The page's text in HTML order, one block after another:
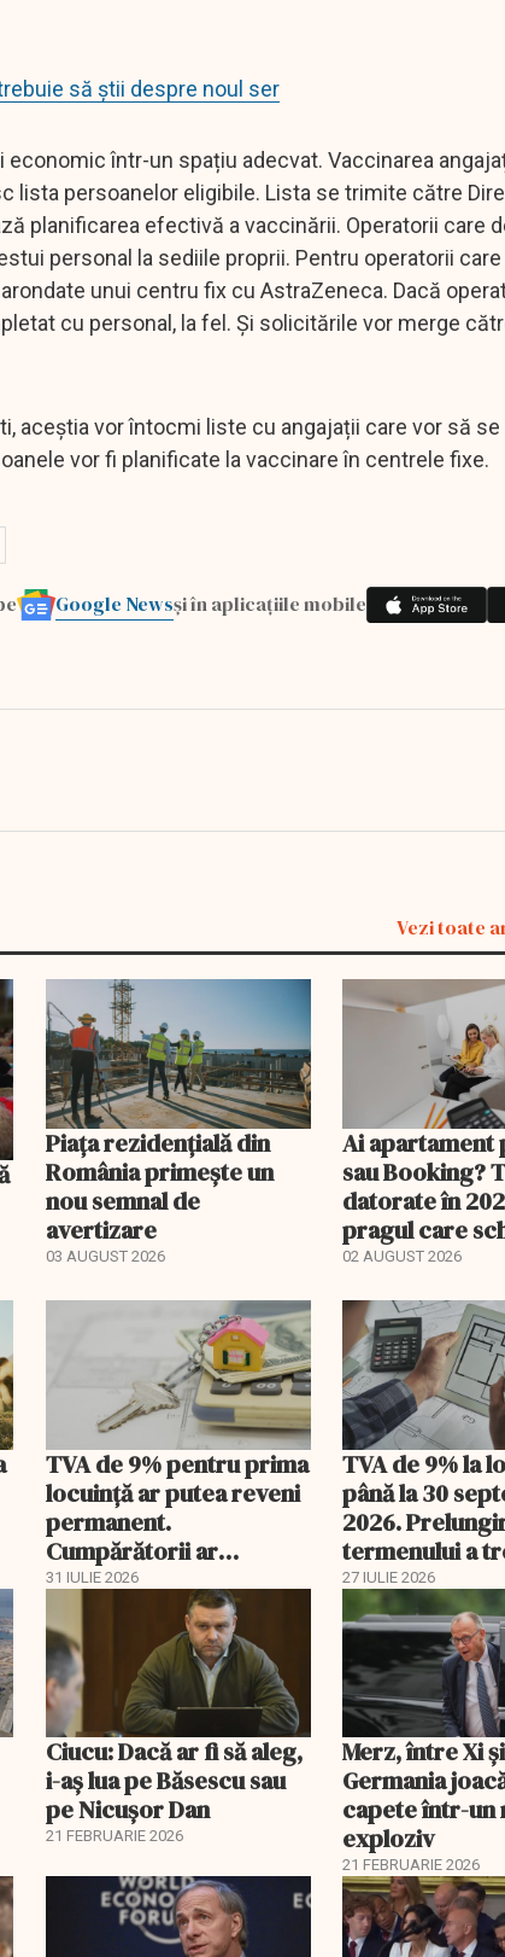
să știi despre noul ser
într-un spațiu adecvat. Vaccinarea
lista persoanelor eligibile. Lista se trimite către
planificarea efectivă a vaccinării. Operatorii care
personal la sediile proprii. Pentru operatorii care
unui centru fix cu AstraZeneca. Dacă
cu personal, la fel. Și solicitările vor merge
aceștia vor întocmi liste cu angajații care vor să se
vor fi planificate la vaccinare în centrele fixe.
Google Newsși în aplicațiile mobile
Vezi toate
Piața rezidențială din
România primește un
nou semnal de
avertizare
03 AUGUST 2026
Ai apartament
sau Booking?
datorate în
pragul care
regimul fiscal
02 AUGUST 2026
TVA de 9% pentru prima
locuință ar putea reveni
permanent.
Cumpărătorii ar
economisi zeci de mii de
31 IULIE 2026
TVA de 9% la
până la 30
2026.
termenului a
comisia din
27 IULIE 2026
Ciucu: Dacă ar fi să aleg,
i-aș lua pe Băsescu sau
pe Nicușor Dan
21 FEBRUARIE 2026
Merz, între Xi
Germania
capete într-un
exploziv
21 FEBRUARIE 2026